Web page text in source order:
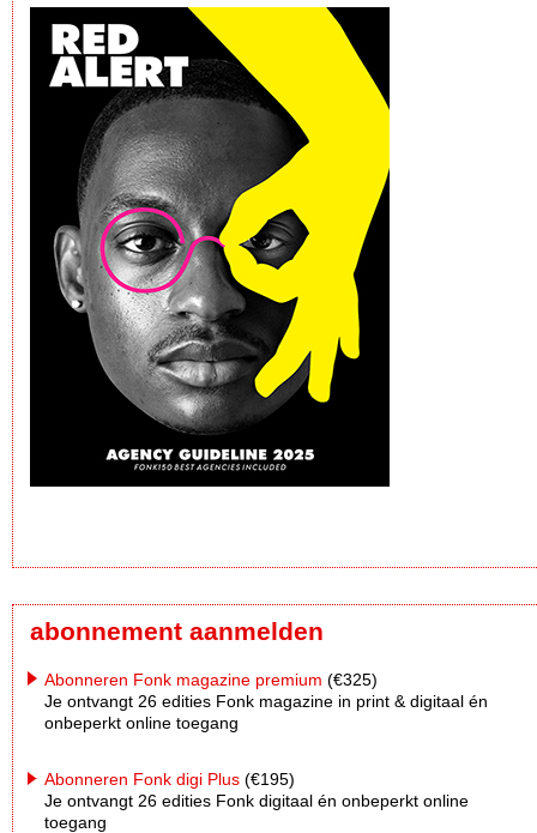
abonnement aanmelden
Abonneren Fonk magazine premium (€325)
Je ontvangt 26 edities Fonk magazine in print & digitaal én
onbeperkt online toegang
Abonneren Fonk digi Plus (€195)
Je ontvangt 26 edities Fonk digitaal én onbeperkt online
toegang